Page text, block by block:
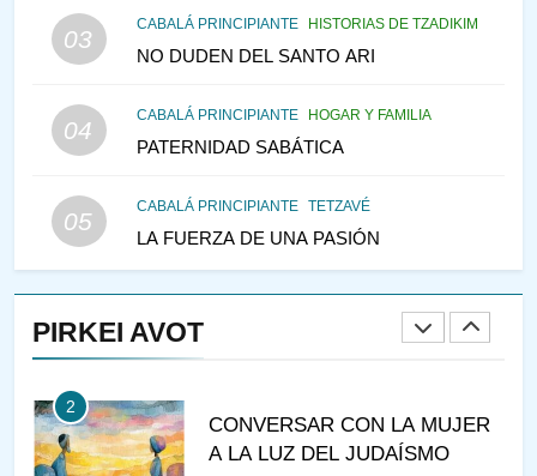
03
CABALÁ PRINCIPIANTE HISTORIAS DE TZADIKIM
NO DUDEN DEL SANTO ARI
04
CABALÁ PRINCIPIANTE HOGAR Y FAMILIA
PATERNIDAD SABÁTICA
05
CABALÁ PRINCIPIANTE TETZAVÉ
LA FUERZA DE UNA PASIÓN
PIRKEI AVOT
PENSAMIENTO JUDÍO PIRKEI AVOT
VEAMOS ¿POR QUÉ
IEHOSHÚA? Y LA QUEJA DE
1
RAZI ¿QUIÉN ES SABIO?
2
CONVERSAR CON LA MUJER
A LA LUZ DEL JUDAÍSMO